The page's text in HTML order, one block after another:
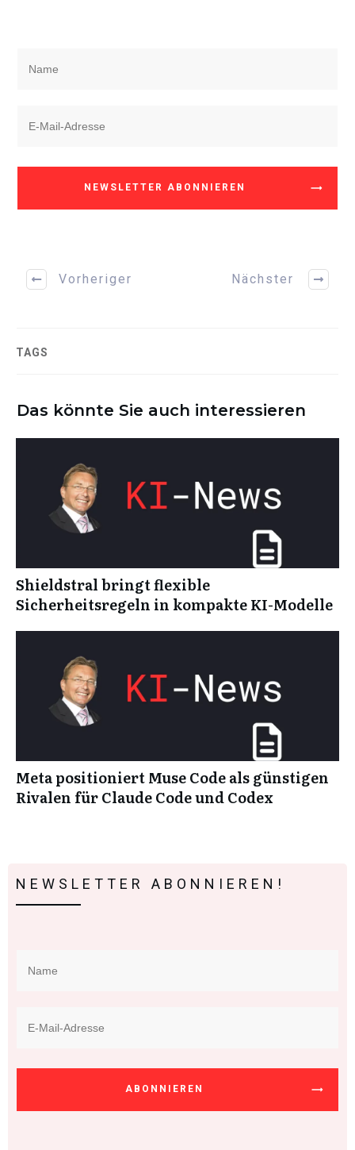
NEWSLETTER ABONNIEREN
Vorheriger Nächster
TAGS
Das könnte Sie auch interessieren
Shieldstral bringt flexible
Sicherheitsregeln in kompakte KI-Modelle
Meta positioniert Muse Code als günstigen
Rivalen für Claude Code und Codex
NEWSLETTER ABONNIEREN!
ABONNIEREN